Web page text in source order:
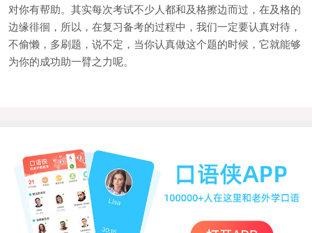
对你有帮助。其实每次考试不少人都和及格擦边而过，在及格的
边缘徘徊，所以，在复习备考的过程中，我们一定要认真对待，
不偷懒，多刷题，说不定，当你认真做这个题的时候，它就能够
为你的成功助一臂之力呢。